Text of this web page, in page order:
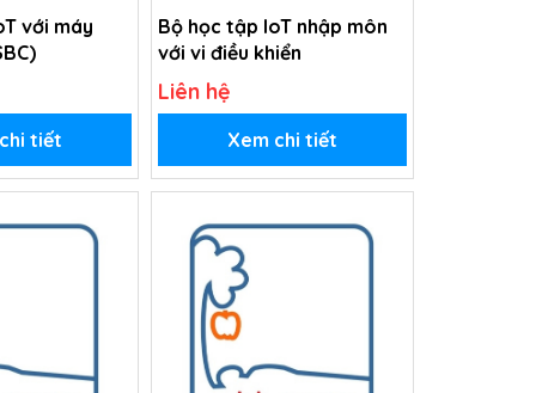
với máy
tiết
Bộ học tập IoT nhập môn
với vi điều khiển
Liên hệ
Xem chi tiết